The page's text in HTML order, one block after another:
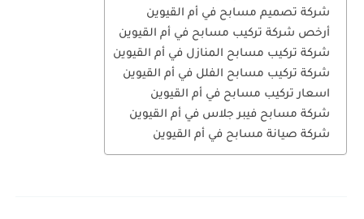
شركة تصميم مسابح في أم القيوين
أرخص شركة تركيب مسابح في أم القيوين
شركة تركيب مسابح المنازل في أم القيوين
شركة تركيب مسابح الفلل في أم القيوين
اسعار تركيب مسابح في أم القيوين
شركة مسابح فيبر جلاس في أم القيوين
شركة صيانة مسابح في أم القيوين